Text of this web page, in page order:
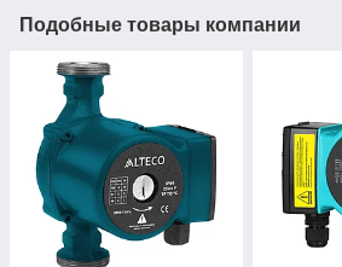
Подобные товары компании